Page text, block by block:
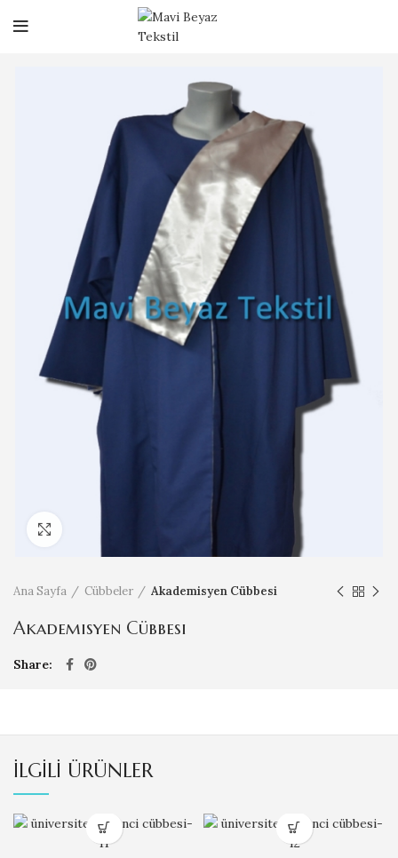
Ana Sayfa Cübbeler Akademisyen Cübbesi
Akademisyen Cübbesi
Share
İLGILI ÜRÜNLER